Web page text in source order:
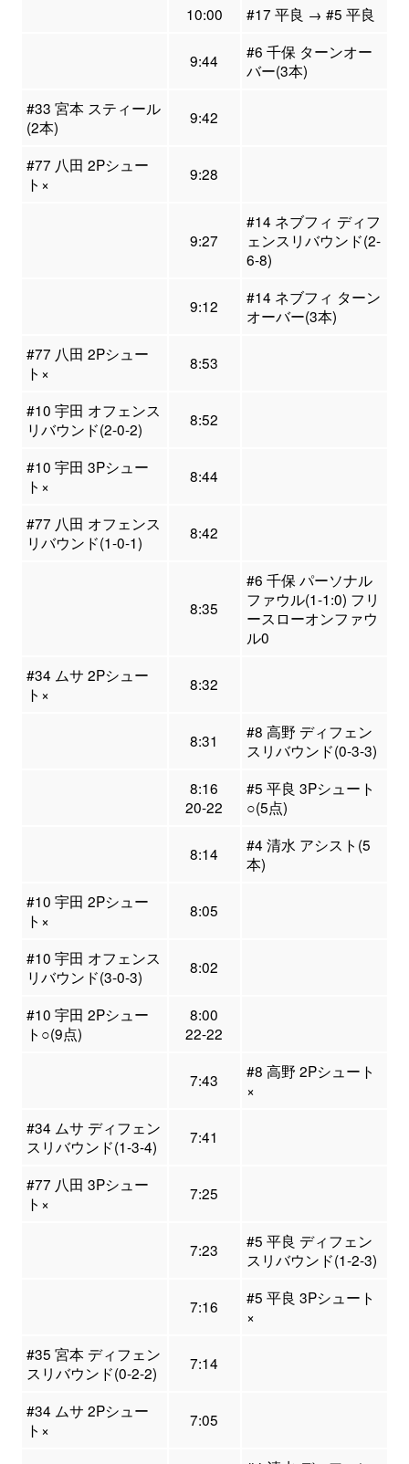
10:00 #17 平良 → #5 平良
9:44
#6 千保 ターンオー
バー(3本)
#33 宮本 スティール
(2本)
9:42
#77 八田 2Pシュー
ト×
9:28
9:27
#14 ネブフィ ディフ
ェンスリバウンド(2-
6-8)
9:12
#14 ネブフィ ターン
オーバー(3本)
#77 八田 2Pシュー
ト×
8:53
#10 宇田 オフェンス
リバウンド(2-0-2)
8:52
#10 宇田 3Pシュー
ト×
8:44
#77 八田 オフェンス
リバウンド(1-0-1)
8:42
8:35
#6 千保 パーソナル
ファウル(1-1:0) フリ
ースローオンファウ
ル0
#34 ムサ 2Pシュー
ト×
8:32
8:31
#8 高野 ディフェン
スリバウンド(0-3-3)
8:16
20-22
#5 平良 3Pシュート
○(5点)
8:14
#4 清水 アシスト(5
本)
#10 宇田 2Pシュー
ト×
8:05
#10 宇田 オフェンス
リバウンド(3-0-3)
8:02
#10 宇田 2Pシュー
ト○(9点)
8:00
22-22
7:43
#8 高野 2Pシュート
×
#34 ムサ ディフェン
スリバウンド(1-3-4)
7:41
#77 八田 3Pシュー
ト×
7:25
7:23
#5 平良 ディフェン
スリバウンド(1-2-3)
7:16
#5 平良 3Pシュート
×
#35 宮本 ディフェン
スリバウンド(0-2-2)
7:14
#34 ムサ 2Pシュー
ト×
7:05